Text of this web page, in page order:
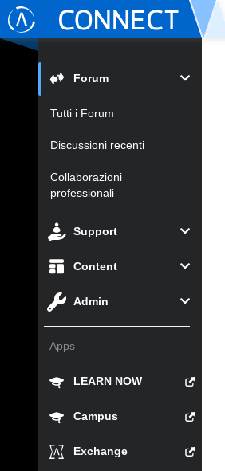
Forum
Tutti i Forum
Discussioni recenti
Collaborazioni
professionali
Support
Content
Admin
Apps
LEARN NOW
Campus
Exchange